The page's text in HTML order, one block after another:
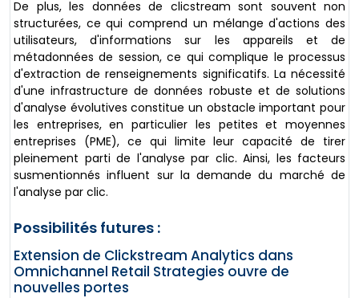
De plus, les données de clicstream sont souvent non
structurées, ce qui comprend un mélange d'actions des
utilisateurs, d'informations sur les appareils et de
métadonnées de session, ce qui complique le processus
d'extraction de renseignements significatifs. La nécessité
d'une infrastructure de données robuste et de solutions
d'analyse évolutives constitue un obstacle important pour
les entreprises, en particulier les petites et moyennes
entreprises (PME), ce qui limite leur capacité de tirer
pleinement parti de l'analyse par clic. Ainsi, les facteurs
susmentionnés influent sur la demande du marché de
l'analyse par clic.
Possibilités futures :
Extension de Clickstream Analytics dans
Omnichannel Retail Strategies ouvre de
nouvelles portes